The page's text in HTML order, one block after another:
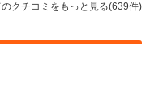
クチコミをもっと見る(639件)